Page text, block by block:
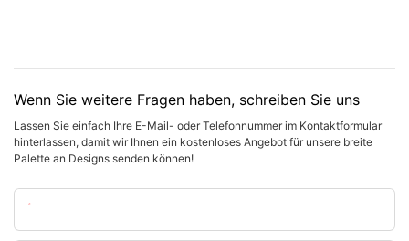
Wenn Sie weitere Fragen haben, schreiben Sie uns
Lassen Sie einfach Ihre E-Mail- oder Telefonnummer im Kontaktformular
hinterlassen, damit wir Ihnen ein kostenloses Angebot für unsere breite
Palette an Designs senden können!